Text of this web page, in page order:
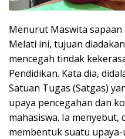
Menurut Maswita sapaan
Melati ini, tujuan
mencegah tindak
Pendidikan. Kata dia,
Satuan Tugas (Satgas)
upaya pencegahan dan
mahasiswa. Ia
membentuk suatu